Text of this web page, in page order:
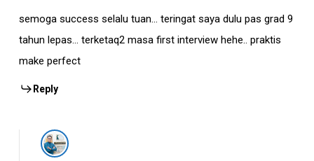
semoga success selalu tuan… teringat saya dulu pas grad 9
tahun lepas… terketaq2 masa first interview hehe.. praktis
make perfect
Reply